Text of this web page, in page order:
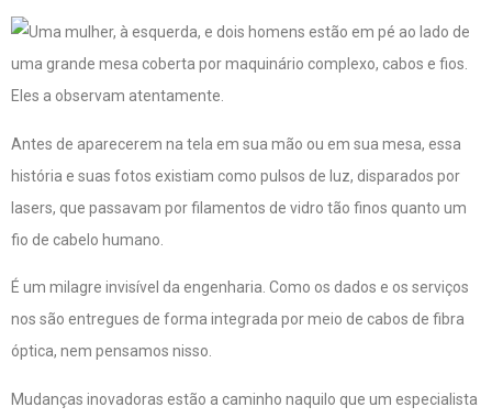
Antes de aparecerem na tela em sua mão ou em sua mesa, essa
história e suas fotos existiam como pulsos de luz, disparados por
lasers, que passavam por filamentos de vidro tão finos quanto um
fio de cabelo humano.
É um milagre invisível da engenharia. Como os dados e os serviços
nos são entregues de forma integrada por meio de cabos de fibra
óptica, nem pensamos nisso.
Mudanças inovadoras estão a caminho naquilo que um especialista